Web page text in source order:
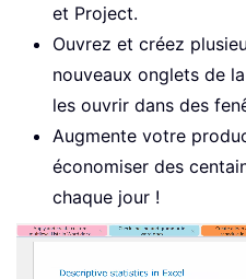
et Project.
Ouvrez et créez
nouveaux onglets de
les ouvrir dans des
Augmente votre
économiser des
chaque jour !